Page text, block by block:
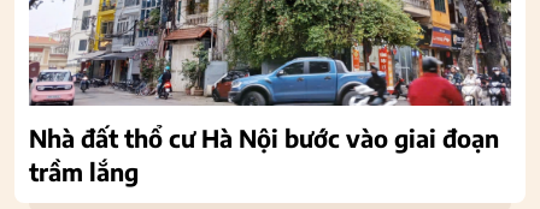
Nhà đất thổ cư Hà Nội bước vào giai đoạn
trầm lắng